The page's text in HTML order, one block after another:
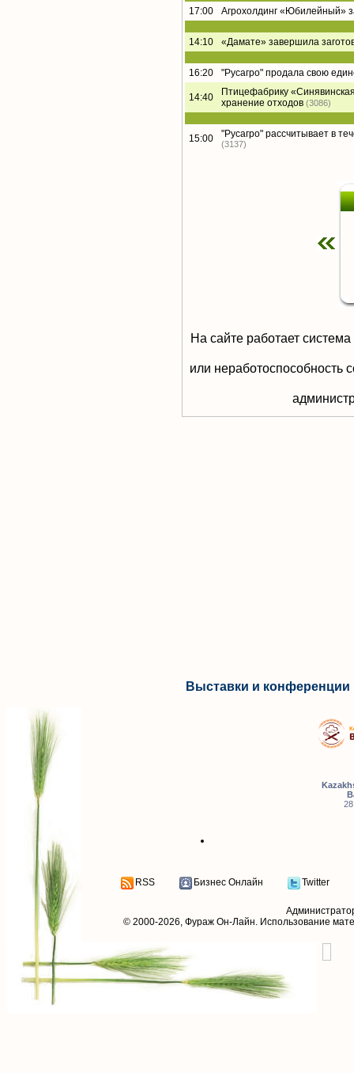
17:00 Агрохолдинг «Юбилейный»
14:10 «Дамате» завершила
16:20 "Русагро" продала свою
14:40
Птицефабрику
хранение отходов (3086)
15:00 "Русагро" рассчитывает в
(3137)
На сайте работает
или неработоспособность
Выставки и конференции
RSS Бизнес Онлайн Twitter
© 2000-2026, Фураж Он-Лайн. Использование